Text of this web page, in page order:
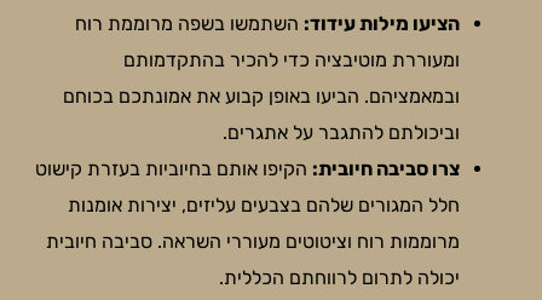
הציעו מילות עידוד: השתמשו בשפה מרוממת רוח
ומעוררת מוטיבציה כדי להכיר בהתקדמותם
ובמאמציהם. הביעו באופן קבוע את אמונתכם בכוחם
וביכולתם להתגבר על אתגרים.
צרו סביבה חיובית: הקיפו אותם בחיוביות בעזרת קישוט
חלל המגורים שלהם בצבעים עליזים, יצירות אומנות
מרוממות רוח וציטוטים מעוררי השראה. סביבה חיובית
יכולה לתרום לרווחתם הכללית.